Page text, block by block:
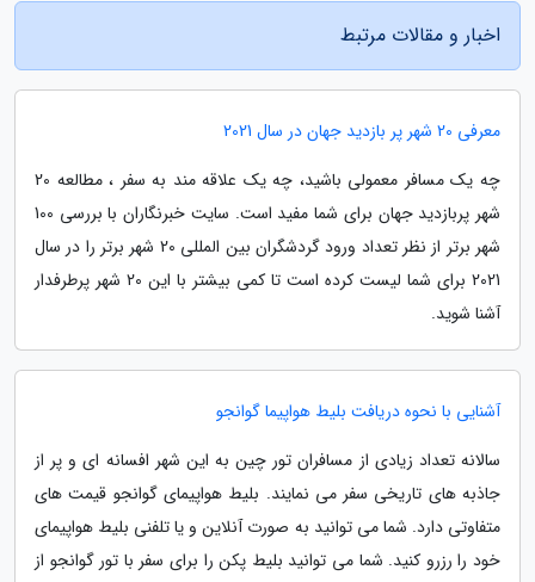
اخبار و مقالات مرتبط
معرفی 20 شهر پر بازدید جهان در سال 2021
چه یک مسافر معمولی باشید، چه یک علاقه مند به سفر ، مطالعه 20
شهر پربازدید جهان برای شما مفید است. سایت خبرنگاران با بررسی 100
شهر برتر از نظر تعداد ورود گردشگران بین المللی 20 شهر برتر را در سال
2021 برای شما لیست کرده است تا کمی بیشتر با این 20 شهر پرطرفدار
آشنا شوید.
آشنایی با نحوه دریافت بلیط هواپیما گوانجو
سالانه تعداد زیادی از مسافران تور چین به این شهر افسانه ای و پر از
جاذبه های تاریخی سفر می نمایند. بلیط هواپیمای گوانجو قیمت های
متفاوتی دارد. شما می توانید به صورت آنلاین و یا تلفنی بلیط هواپیمای
خود را رزرو کنید. شما می توانید بلیط پکن را برای سفر با تور گوانجو از